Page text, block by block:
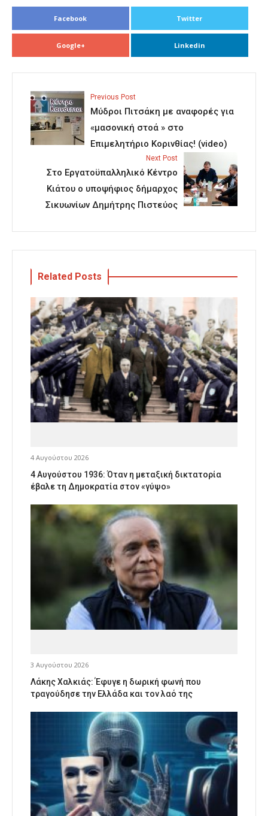
Facebook Twitter
Google+ Linkedin
Previous Post
Μύδροι Πιτσάκη με αναφορές για
«μασονική στοά » στο
Επιμελητήριο Κορινθίας! (video)
Next Post
Στο Εργατοϋπαλληλικό Κέντρο
Κιάτου ο υποψήφιος δήμαρχος
Σικυωνίων Δημήτρης Πιστεύος
Related Posts
4 Αυγούστου 2026
4 Αυγούστου 1936: Όταν η μεταξική δικτατορία
έβαλε τη Δημοκρατία στον «γύψο»
3 Αυγούστου 2026
Λάκης Χαλκιάς: Έφυγε η δωρική φωνή που
τραγούδησε την Ελλάδα και τον λαό της